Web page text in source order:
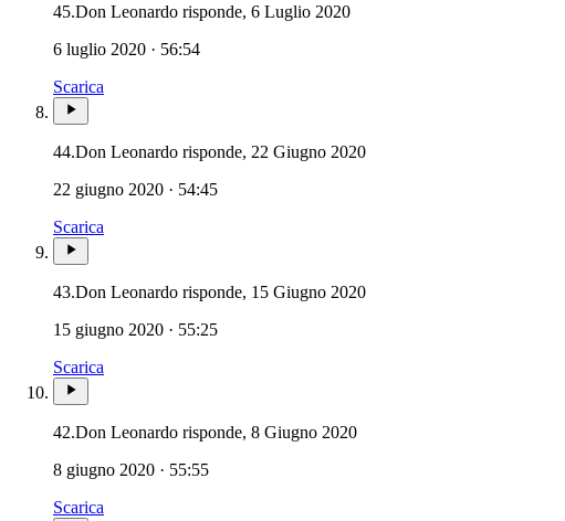
45.Don Leonardo risponde, 6 Luglio 2020
6 luglio 2020 · 56:54
Scarica
44.Don Leonardo risponde, 22 Giugno 2020
22 giugno 2020 · 54:45
Scarica
43.Don Leonardo risponde, 15 Giugno 2020
15 giugno 2020 · 55:25
Scarica
42.Don Leonardo risponde, 8 Giugno 2020
8 giugno 2020 · 55:55
Scarica